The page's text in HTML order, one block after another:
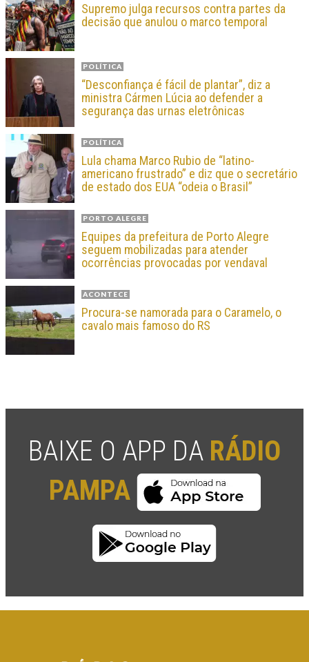
Supremo julga recursos contra partes da
decisão que anulou o marco temporal
POLÍTICA
“Desconfiança é fácil de plantar”, diz a
ministra Cármen Lúcia ao defender a
segurança das urnas eletrônicas
POLÍTICA
Lula chama Marco Rubio de “latino-
americano frustrado” e diz que o secretário
de estado dos EUA “odeia o Brasil”
PORTO ALEGRE
Equipes da prefeitura de Porto Alegre
seguem mobilizadas para atender
ocorrências provocadas por vendaval
ACONTECE
Procura-se namorada para o Caramelo, o
cavalo mais famoso do RS
BAIXE O APP DA RÁDIO
PAMPA